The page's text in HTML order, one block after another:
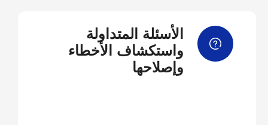
الأسئلة المتداولة
واستكشاف الأخطاء
وإصلاحها